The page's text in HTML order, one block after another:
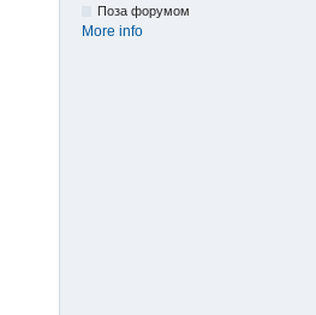
Поза форумом
More info